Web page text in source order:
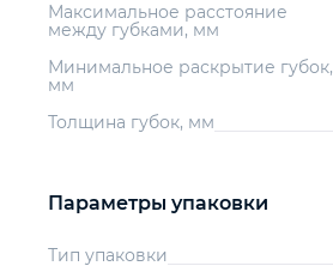
Максимальное расстояние
между губками, мм
Минимальное раскрытие губок,
мм
Толщина губок, мм
Параметры упаковки
Тип упаковки